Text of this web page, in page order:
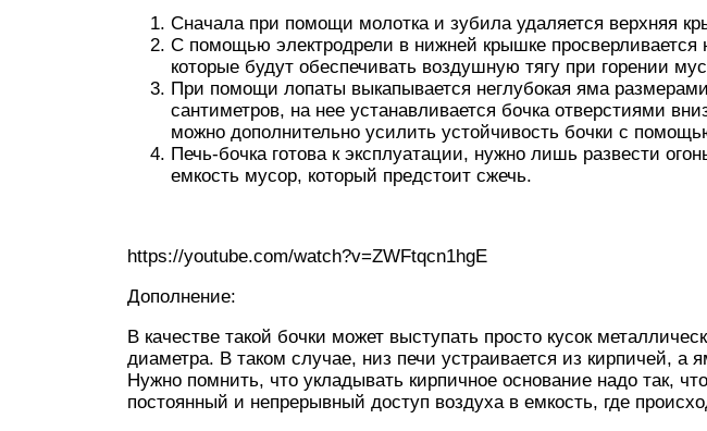
Сначала при помощи молотка и зубила удаляется верхняя
С помощью электродрели в нижней крышке просверливается
которые будут обеспечивать воздушную тягу при горении
При помощи лопаты выкапывается неглубокая яма
сантиметров, на нее устанавливается бочка отверстиями
можно дополнительно усилить устойчивость бочки с
Печь-бочка готова к эксплуатации, нужно лишь развести
емкость мусор, который предстоит сжечь.
https://youtube.com/watch?v=ZWFtqcn1hgE
Дополнение:
В качестве такой бочки может выступать просто кусок
диаметра. В таком случае, низ печи устраивается из кирпичей, а
Нужно помнить, что укладывать кирпичное основание надо так,
постоянный и непрерывный доступ воздуха в емкость, где